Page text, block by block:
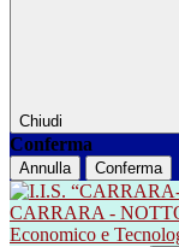
Chiudi
Conferma
Annulla Conferma
CARRARA -
Economico e